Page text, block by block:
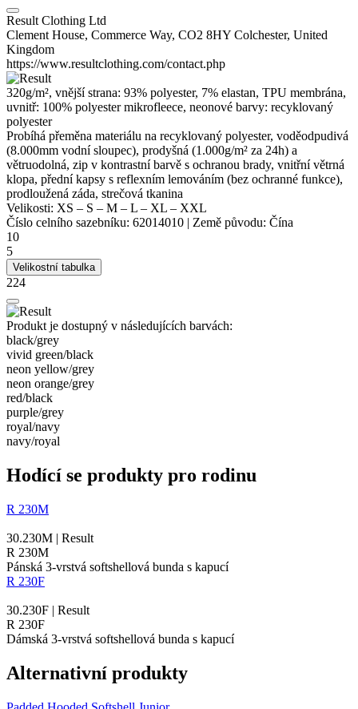
Result Clothing Ltd
Clement House, Commerce Way, CO2 8HY Colchester, United
Kingdom
https://www.resultclothing.com/contact.php
320g/m², vnější strana: 93% polyester, 7% elastan, TPU membrána,
uvnitř: 100% polyestermikrofleece, neonové barvy: recyklovaný
polyester
Probíhá přeměna materiálu na recyklovaný polyester, voděodpudivá
(8.000mm vodní sloupec), prodyšná (1.000g/m² za 24h) a
větruodolná, zip v kontrastní barvě s ochranou brady, vnitřní větrná
klopa, přední kapsy s reflexním lemováním (bez ochranné funkce),
prodloužená záda, strečová tkanina
Velikosti: XS – S – M – L – XL – XXL
Číslo celního sazebníku: 62014010 | Země původu: Čína
10
5
Velikostní tabulka
224
Produkt je dostupný v následujících barvách:
black/​grey
vivid green/​black
neon yellow/​grey
neon orange/​grey
red/​black
purple/​grey
royal/​navy
navy/​royal
Hodící se produkty pro rodinu
R 230M
30.230M | Result
R 230M
Pánská 3-vrstvá softshellová bunda s kapucí
R 230F
30.230F | Result
R 230F
Dámská 3-vrstvá softshellová bunda s kapucí
Alternativní produkty